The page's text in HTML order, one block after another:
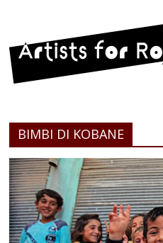
BIMBI DI KOBANE